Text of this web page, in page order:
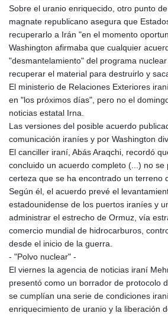
KGS
KHR
KMF
KRW
KWD
KYD
KZT
LAK
LKR
LRD
LSL
LTL
LVL
LYD
MAD
MDL
MMK
MNT
MOP
MRU
Sobre el uranio enriquecido, otro punto
magnate republicano asegura que
recuperarlo a Irán "en el momento
Washington afirmaba que cualquier
"desmantelamiento" del programa
recuperar el material para destruirlo y
El ministerio de Relaciones Exteriores
en "los próximos días", pero no el
noticias estatal Irna.
Las versiones del posible acuerdo
comunicación iraníes y por Washington
El canciller iraní, Abás Araqchi, recordó
concluido un acuerdo completo (...) no se
certeza que se ha encontrado un terreno
Según él, el acuerdo prevé el
estadounidense de los puertos iraníes y
administrar el estrecho de Ormuz, vía
comercio mundial de hidrocarburos,
desde el inicio de la guerra.
- "Polvo nuclear" -
El viernes la agencia de noticias iraní
presentó como un borrador de protocolo
se cumplían una serie de condiciones
enriquecimiento de uranio y la liberación